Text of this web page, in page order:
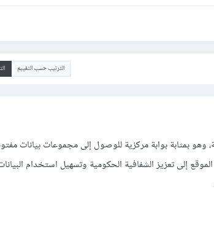
الترتيب حسب التقييم
وهو بمثابة بوابة مركزية للوصول إلى مجموعات بيانات
إلى تعزيز الشفافية الحكومية وتسهيل استخدام